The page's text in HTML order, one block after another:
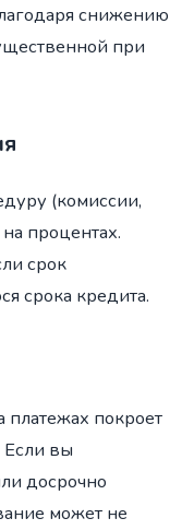
снижению
при
(комиссии,
процентах.
срок
срока кредита.
платежах покроет
вы
досрочно
может не